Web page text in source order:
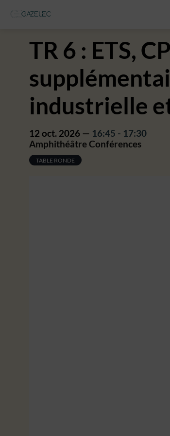
TR 6 : ETS,
industrielle
12 oct. 2026 — 16:45 - 17:30
Amphithéâtre Conférences
TABLE RONDE